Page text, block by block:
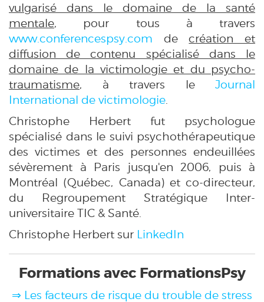
vulgarisé dans le domaine de la santé
mentale, pour tous à travers
www.conferencespsy.com decréation et
diffusion de contenu spécialisé dans le
domaine de la victimologie et du psycho-
traumatisme, à travers le Journal
International de victimologie
Christophe Herbert fut psychologue
spécialisé dans le suivi psychothérapeutique
des victimes et des personnes endeuillées
sévèrement à Paris jusqu'en 2006, puis à
Montréal (Québec, Canada) et co-directeur,
du Regroupement Stratégique Inter-
universitaire TIC & Santé.
Christophe Herbert sur LinkedIn
Formations avec FormationsPsy
⇒ Les facteurs de risque du trouble de stress